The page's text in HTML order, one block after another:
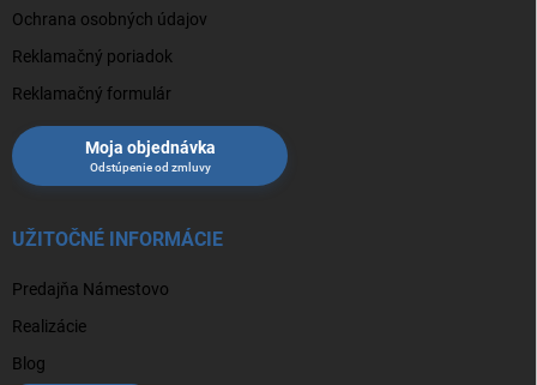
Ochrana osobných údajov
Reklamačný poriadok
Reklamačný formulár
Moja objednávka
UŽITOČNÉ INFORMÁCIE
Predajňa Námestovo
Realizácie
Blog